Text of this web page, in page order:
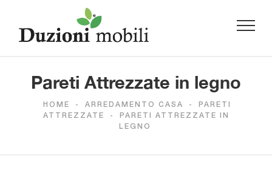
Pareti Attrezzate in legno
HOME - ARREDAMENTO CASA -
PARETI
ATTREZZATE
-
PARETI ATTREZZATE IN
LEGNO